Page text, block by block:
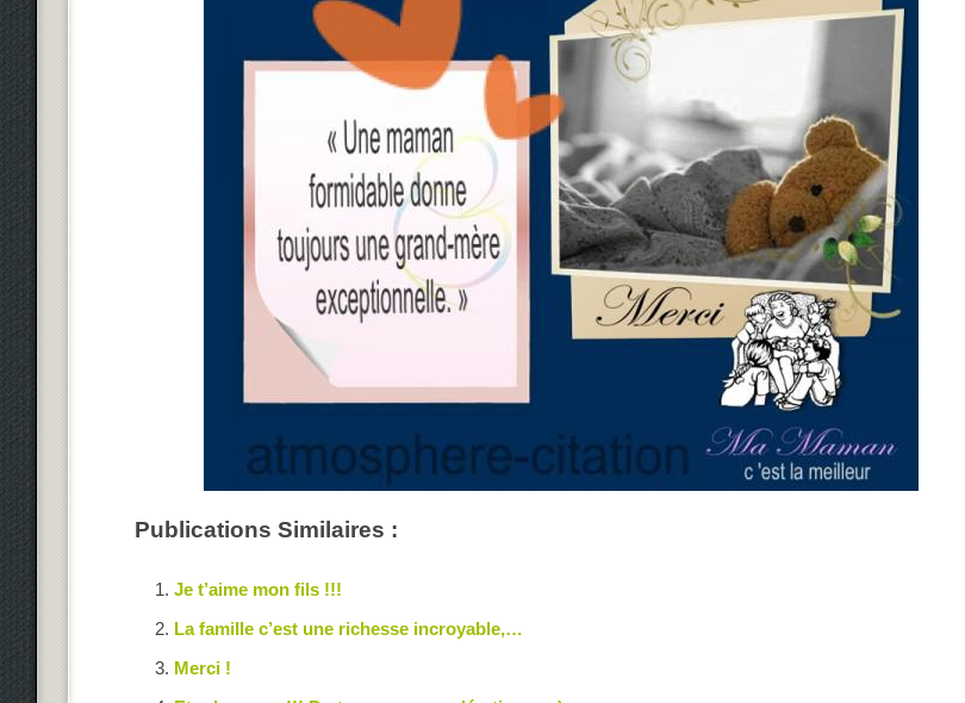
Publications Similaires :
Je t’aime mon fils !!!
La famille c’est une richesse incroyable,…
Merci !